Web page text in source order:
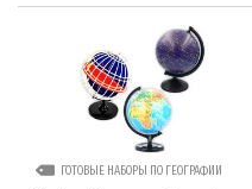
ГОТОВЫЕ НАБОРЫ ПО ГЕОГРАФИИ